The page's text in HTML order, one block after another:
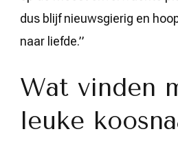
dus blijf nieuwsgierig en
naar liefde.”
Wat vinden
leuke